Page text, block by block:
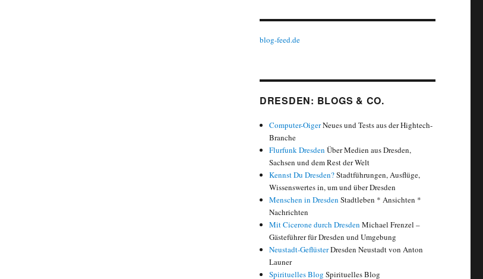
blog-feed.de
DRESDEN: BLOGS & CO.
Computer-OigerNeues und Tests aus der Hightech-
Branche
Flurfunk Dresden Über Medien aus Dresden,
Sachsen und dem Rest der Welt
Kennst Du Dresden?Stadtführungen, Ausflüge,
Wissenswertes in, um und über Dresden
Menschen in Dresden Stadtleben * Ansichten *
Nachrichten
Mit Cicerone durch Dresden Michael Frenzel –
Gästeführer für Dresden und Umgebung
Neustadt-GeflüsterDresden Neustadt von Anton
Launer
Spirituelles Blog Spirituelles Blog